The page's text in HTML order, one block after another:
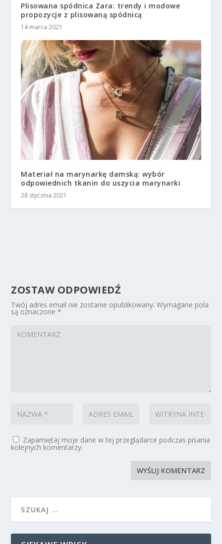
Plisowana spódnica Zara: trendy i modowe
propozycje z plisowaną spódnicą
14 marca 2021
Materiał na marynarkę damską: wybór
odpowiednich tkanin do uszycia marynarki
28 stycznia 2021
ZOSTAW ODPOWIEDŹ
Twój adres email nie zostanie opublikowany. Wymagane pola
są oznaczone*
Zapamiętaj moje dane w tej przeglądarce podczas pisania
kolejnych komentarzy.